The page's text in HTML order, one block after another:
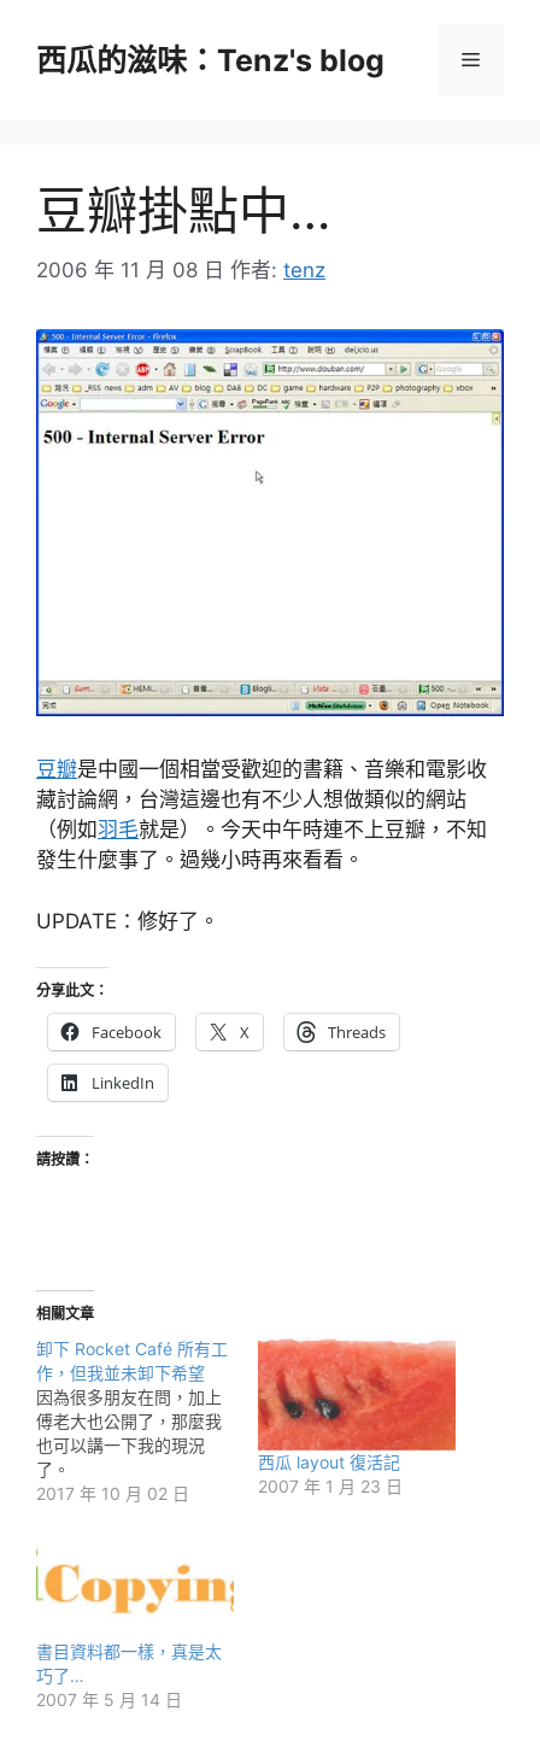
西瓜的滋味：Tenz's blog 選
豆瓣掛點中…
2006 年 11 月 08 日 作者: tenz
豆瓣是中國一個相當受歡迎的書籍、音樂和電影收
藏討論網，台灣這邊也有不少人想做類似的網站
（例如羽毛就是）。今天中午時連不上豆瓣，不知
發生什麼事了。過幾小時再來看看。
UPDATE：修好了。
分享此文：
Facebook X Threads
LinkedIn
請按讚：
相關文章
卸下 Rocket Café 所有工
作，但我並未卸下希望
因為很多朋友在問，加上
傅老大也公開了，那麼我
也可以講一下我的現況
了。
2017 年 10 月 02 日
西瓜 layout 復活記
2007 年 1 月 23 日
書目資料都一樣，真是太
巧了…
2007 年 5 月 14 日